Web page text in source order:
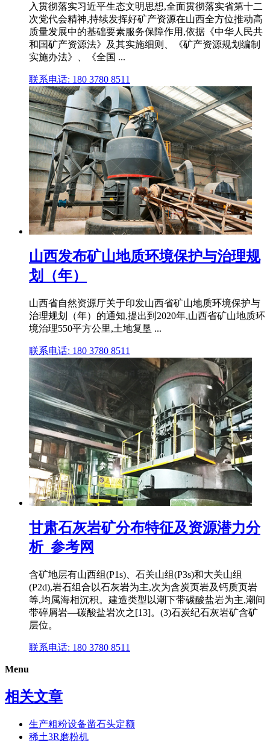
入贯彻落实习近平生态文明思想,全面贯彻落实省第十二
次党代会精神,持续发挥好矿产资源在山西全方位推动高
质量发展中的基础要素服务保障作用,依据《中华人民共
和国矿产资源法》及其实施细则、《矿产资源规划编制
实施办法》、《全国 ...
联系电话: 180 3780 8511
山西发布矿山地质环境保护与治理规
划（年）
山西省自然资源厅关于印发山西省矿山地质环境保护与
治理规划（年）的通知,提出到2020年,山西省矿山地质环
境治理550平方公里,土地复垦 ...
联系电话: 180 3780 8511
甘肃石灰岩矿分布特征及资源潜力分
析_参考网
含矿地层有山西组(P1s)、石关山组(P3s)和大关山组
(P2d),岩石组合以石灰岩为主,次为含炭页岩及钙质页岩
等,均属海相沉积。建造类型以潮下带碳酸盐岩为主,潮间
带碎屑岩—碳酸盐岩次之[13]。(3)石炭纪石灰岩矿含矿
层位。
联系电话: 180 3780 8511
Menu
相关文章
生产粗粉设备凿石头定额
稀土3R磨粉机